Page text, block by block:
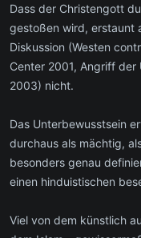
Dass der Christengott
gestoßen wird, erstaunt
Diskussion (Westen
Center 2001, Angriff der
2003) nicht.
Das Unterbewusstsein
durchaus als mächtig,
besonders genau
einen hinduistischen
Viel von dem künstlich